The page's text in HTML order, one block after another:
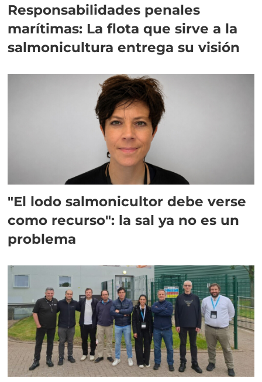
Responsabilidades penales
marítimas: La flota que sirve a la
salmonicultura entrega su visión
"El lodo salmonicultor debe verse
como recurso": la sal ya no es un
problema